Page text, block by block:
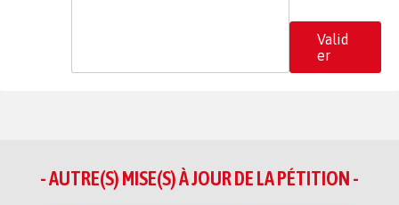
Valid
er
- AUTRE(S) MISE(S) À JOUR DE LA PÉTITION -